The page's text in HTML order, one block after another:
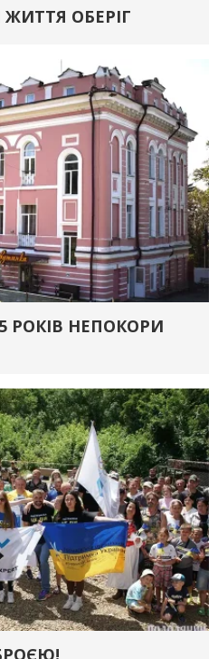
ЖИТТЯ ОБЕРІГ
РОКІВ НЕПОКОРИ